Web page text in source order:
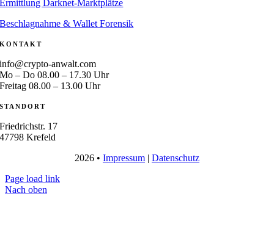
Ermittlung Darknet-Marktplätze
Beschlagnahme & Wallet Forensik
KONTAKT
info@crypto-anwalt.com
Mo – Do 08.00 – 17.30 Uhr
Freitag 08.00 – 13.00 Uhr
STANDORT
Friedrichstr. 17
47798 Krefeld
2026 • Impressum | Datenschutz
Page load link
Nach oben